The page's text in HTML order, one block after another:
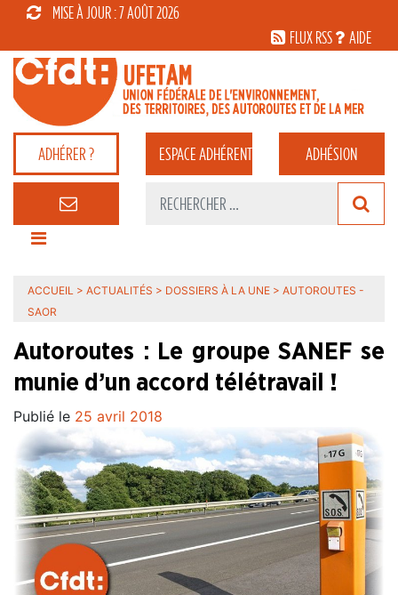
MISE À JOUR : 7 AOÛT 2026
FLUX RSS
AIDE
ADHÉRER ? ESPACEADHÉRENT ADHÉSION
ACCUEIL > ACTUALITÉS > DOSSIERS À LA UNE > AUTOROUTES -
SAOR
Autoroutes : Le groupe SANEF se
munie d’un accord télétravail !
Publié le 25 avril 2018